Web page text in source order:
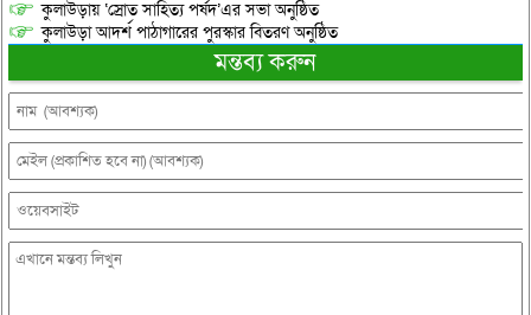
কুলাউড়ায় ‘স্রোত সাহিত্য পর্ষদ’এর সভা অনুষ্ঠিত
কুলাউড়া আদর্শ পাঠাগারের পুরস্কার বিতরণ অনুষ্ঠিত
মন্তব্য করুন